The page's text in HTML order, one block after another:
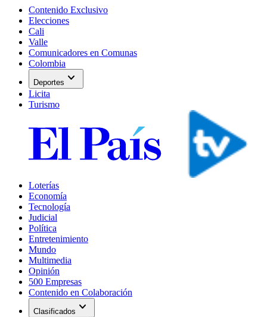
Contenido Exclusivo
Elecciones
Cali
Valle
Comunicadores en Comunas
Colombia
Deportes expand_more
Licita
Turismo
Loterías
Economía
Tecnología
Judicial
Política
Entretenimiento
Mundo
Multimedia
Opinión
500 Empresas
Contenido en Colaboración
Clasificados expand_more